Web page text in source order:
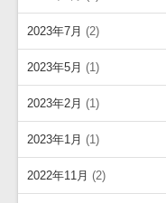
2023年7月 (2)
2023年5月 (1)
2023年2月 (1)
2023年1月 (1)
2022年11月 (2)